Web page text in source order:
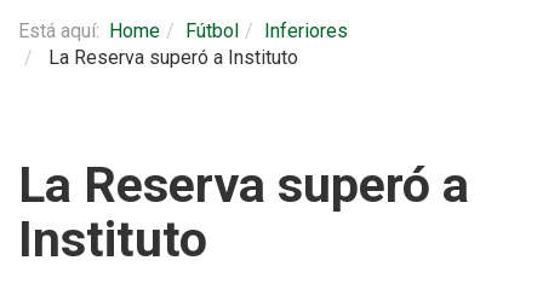
Está aquí: Home Fútbol
Inferiores
La Reserva superó a Instituto
La Reserva superó a
Instituto